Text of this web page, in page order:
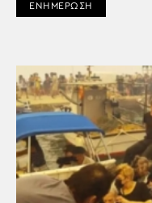
ΕΝΗΜΕΡΩΣΗ